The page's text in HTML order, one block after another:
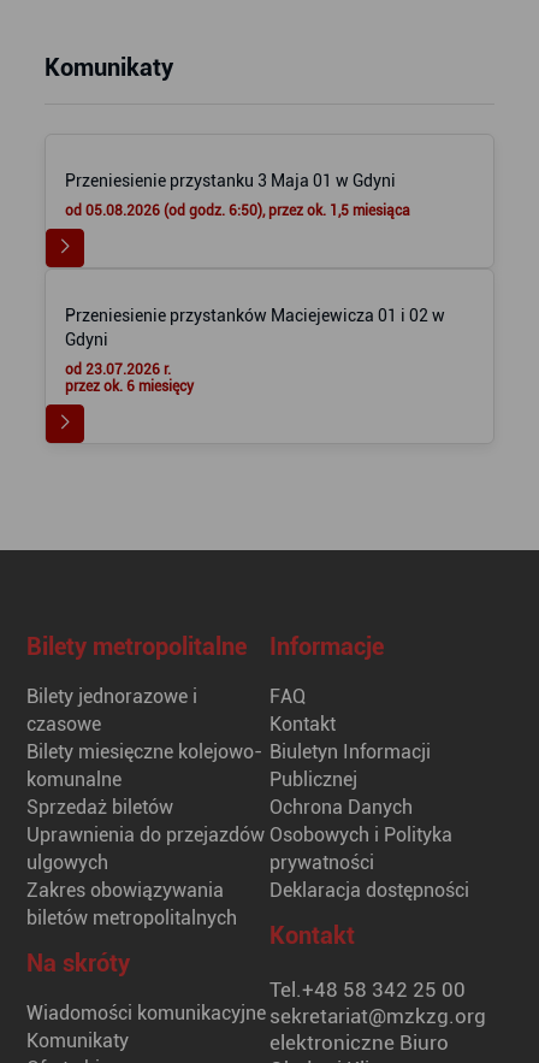
Komunikaty
Przeniesienie przystanku 3 Maja 01 w Gdyni
od 05.08.2026 (od godz. 6:50), przez ok. 1,5 miesiąca
Przeniesienie przystanków Maciejewicza 01 i 02 w
Gdyni
od 23.07.2026 r.
przez ok. 6 miesięcy
Bilety metropolitalne
Bilety jednorazowe i
czasowe
Bilety miesięczne kolejowo-
komunalne
Sprzedaż biletów
Uprawnienia do przejazdów
ulgowych
Zakres obowiązywania
biletów metropolitalnych
Na skróty
Wiadomości komunikacyjne
Komunikaty
Informacje
FAQ
Kontakt
Biuletyn Informacji
Publicznej
Ochrona Danych
Osobowych i Polityka
prywatności
Deklaracja dostępności
Kontakt
Tel.+48 58 342 25 00
sekretariat@mzkzg.org
elektroniczne Biuro